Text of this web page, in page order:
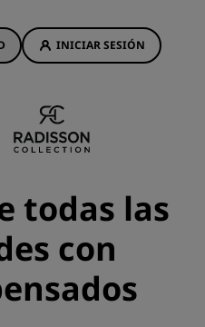
INICIAR SESIÓN
hotel
va la vencida
antelación
nuestros paquetes
todas las
con